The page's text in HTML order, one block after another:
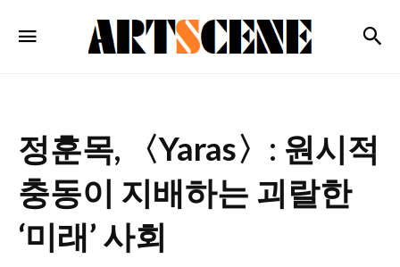
ARTSCENE
정훈목, 〈Yaras〉: 원시적
충동이 지배하는 괴랄한
‘미래’ 사회